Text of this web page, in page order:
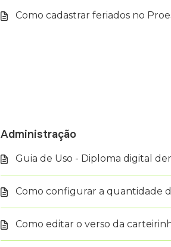
Como cadastrar feriados no
Administração
Guia de Uso - Diploma digital
Como configurar a quantidade
Como editar o verso da